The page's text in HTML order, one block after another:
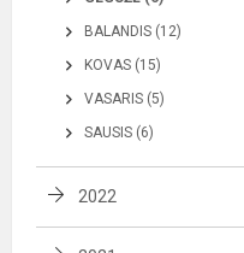
BALANDIS (12)
KOVAS (15)
VASARIS (5)
SAUSIS (6)
2022